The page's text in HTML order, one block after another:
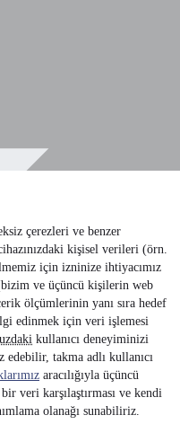
çerezleri ve benzer
kişisel verileri (örn.
için izninize ihtiyacımız
ve üçüncü kişilerin web
ölçümlerinin yanı sıra hedef
edinmek için veri işlemesi
kullanıcı deneyiminizi
edebilir, takma adlı kullanıcı
aracılığıyla üçüncü
veri karşılaştırması ve kendi
olanağı sunabiliriz.